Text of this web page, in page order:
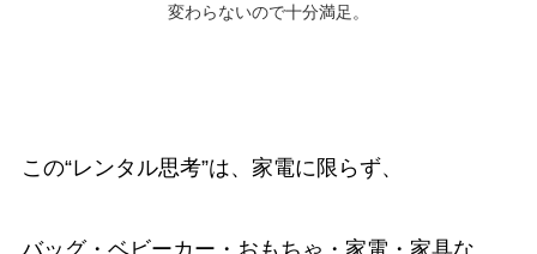
変わらないので十分満足。
この“レンタル思考”は、家電に限らず、
バッグ・ベビーカー・おもちゃ・家電・家具な